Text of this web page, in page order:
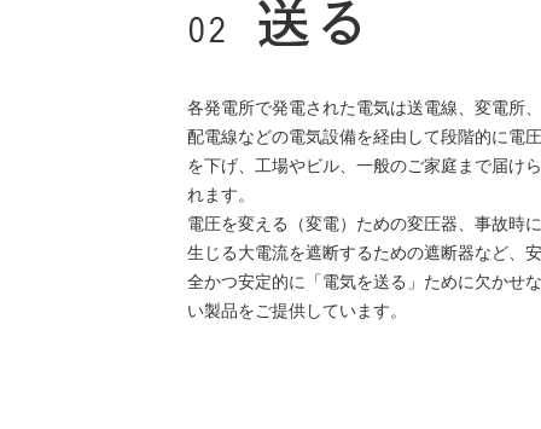
各発電所で発電された電気は送電線、変電所、
配電線などの電気設備を経由して段階的に電圧
を下げ、工場やビル、一般のご家庭まで届けら
れます。
電圧を変える（変電）ための変圧器、事故時に
生じる大電流を遮断するための遮断器など、安
全かつ安定的に「電気を送る」ために欠かせな
い製品をご提供しています。